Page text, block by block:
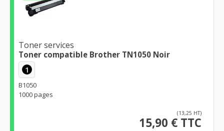
Toner services
Toner compatible Brother TN1050 Noir
1
B1050
1000 pages
(13,25 HT)
15,90 € TTC